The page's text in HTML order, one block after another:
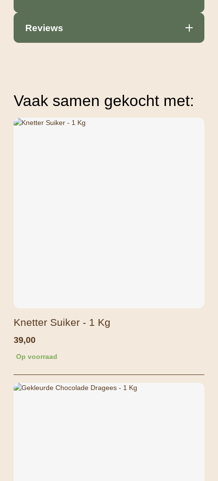
Reviews
Vaak samen gekocht met:
Knetter Suiker - 1 Kg
39,00
Op voorraad